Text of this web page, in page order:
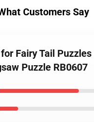
Customers Say
Fairy Tail
Puzzle RB0607